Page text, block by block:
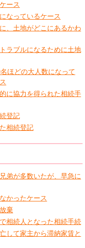
ース
なっているケース
、土地がどこにあるかわ
ラブルになるために土地
ほどの大人数になって
に協力を得られた相続手
登記
相続登記
弟が多数いたが、早急に
かったケース
棄
相続人となった相続手続
して家主から滞納家賃と